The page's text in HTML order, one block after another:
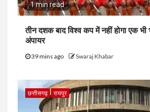
1 min read
तीन दशक बाद विश्व कप में नहीं होगा एक भी
अंपायर
39 mins ago Swaraj Khabar
छत्तीसगढ़ रायपुर